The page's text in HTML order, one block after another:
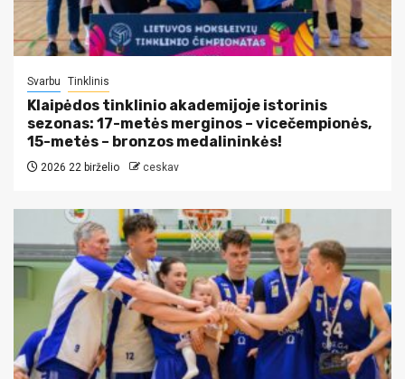
Svarbu Tinklinis
Klaipėdos tinklinio akademijoje istorinis
sezonas: 17-metės merginos – vicečempionės,
15-metės – bronzos medalininkės!
2026 22 birželio ceskav